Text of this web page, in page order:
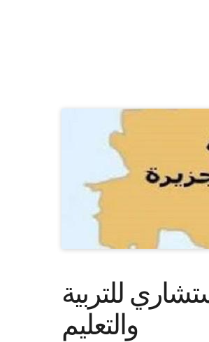
للتربية
والتعليم